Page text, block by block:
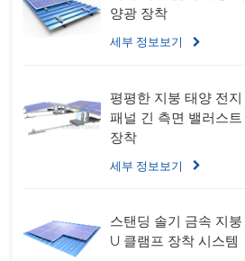
양광 장착
세부 정보보기
평평한 지붕 태양 전지
패널 긴 측면 밸러스트
장착
세부 정보보기
스탠딩 솔기 금속 지붕
U 클램프 장착 시스템